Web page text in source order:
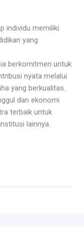
individu memiliki
yang
berkomitmen untuk
nyata melalui
yang berkualitas.
dan ekonomi
terbaik untuk
lainnya.